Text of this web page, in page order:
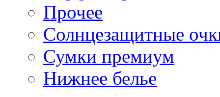
Прочее
Солнцезащитные
Сумки премиум
Нижнее белье